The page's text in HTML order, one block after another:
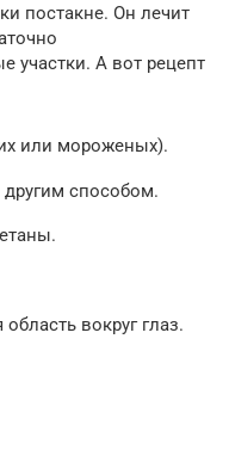
постакне. Он лечит
участки. А вот рецепт
или мороженых).
способом.
вокруг глаз.